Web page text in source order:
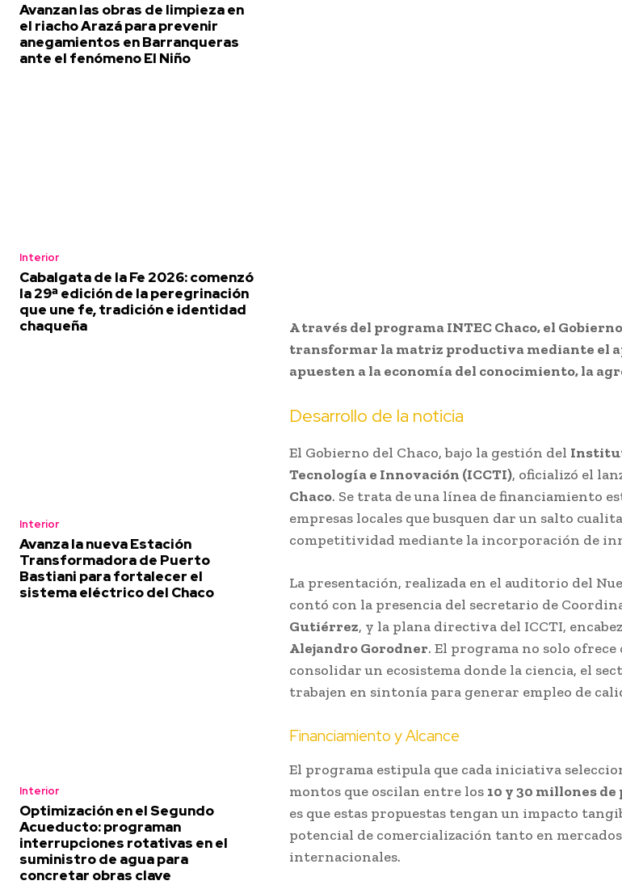
Avanzan las obras de limpieza en
el riacho Arazá para prevenir
anegamientos en Barranqueras
ante el fenómeno El Niño
Interior
Cabalgata de la Fe 2026: comenzó
la 29ª edición de la peregrinación
que une fe, tradición e identidad
chaqueña
Interior
Avanza la nueva Estación
Transformadora de Puerto
Bastiani para fortalecer el
sistema eléctrico del Chaco
Interior
Optimización en el Segundo
Acueducto: programan
interrupciones rotativas en el
suministro de agua para
concretar obras clave
A través del programa INTEC Chaco, el
transformar la matriz productiva mediante el
apuesten a la economía del conocimiento, la
Desarrollo de la noticia
El Gobierno del Chaco, bajo la gestión del
Tecnología e Innovación (ICCTI), oficializó el
Chaco. Se trata de una línea de financiamiento
empresas locales que busquen dar un salto
competitividad mediante la incorporación de
La presentación, realizada en el auditorio del
contó con la presencia del secretario de
Gutiérrez, y la plana directiva del ICCTI,
Alejandro Gorodner. El programa no solo ofrece
consolidar un ecosistema donde la ciencia, el
trabajen en sintonía para generar empleo de
Financiamiento y Alcance
El programa estipula que cada iniciativa
montos que oscilan entre los 10 y 30 millones de
es que estas propuestas tengan un impacto
potencial de comercialización tanto en
internacionales.